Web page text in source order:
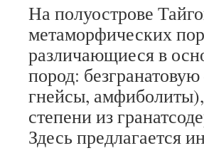
На полуострове
метаморфических
различающиеся в
пород:
гнейсы,
степени из
Здесь предлагается